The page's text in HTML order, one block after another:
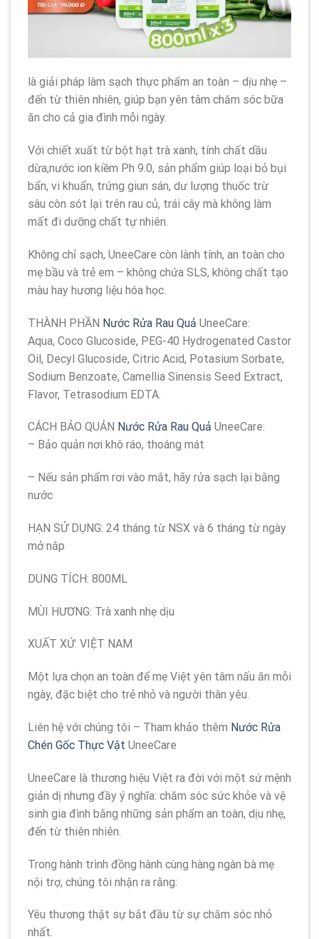
là giải pháp làm sạch thực phẩm an toàn – dịu nhẹ –
đến từ thiên nhiên, giúp bạn yên tâm chăm sóc bữa
ăn cho cả gia đình mỗi ngày.
Với chiết xuất từ bột hạt trà xanh, tính chất dầu
dừa,nước ion kiềm Ph 9.0, sản phẩm giúp loại bỏ bụi
bẩn, vi khuẩn, trứng giun sán, dư lượng thuốc trừ
sâu còn sót lại trên rau củ, trái cây mà không làm
mất đi dưỡng chất tự nhiên.
Không chỉ sạch, UneeCare còn lành tính, an toàn cho
mẹ bầu và trẻ em – không chứa SLS, không chất tạo
màu hay hương liệu hóa học.
THÀNH PHẦN Nước Rửa Rau Quả UneeCare:
Aqua, Coco Glucoside, PEG-40 Hydrogenated Castor
Oil, Decyl Glucoside, Citric Acid, Potasium Sorbate,
Sodium Benzoate, Camellia Sinensis Seed Extract,
Flavor, Tetrasodium EDTA.
CÁCH BẢO QUẢN Nước Rửa Rau Quả UneeCare:
– Bảo quản nơi khô ráo, thoáng mát
– Nếu sản phẩm rơi vào mắt, hãy rửa sạch lại bằng
nước
HẠN SỬ DỤNG: 24 tháng từ NSX và 6 tháng từ ngày
mở nắp
DUNG TÍCH: 800ML
MÙI HƯƠNG: Trà xanh nhẹ dịu
XUẤT XỨ: VIỆT NAM
Một lựa chọn an toàn để mẹ Việt yên tâm nấu ăn mỗi
ngày, đặc biệt cho trẻ nhỏ và người thân yêu.
Liên hệ với chúng tôi – Tham khảo thêm Nước Rửa
Chén Gốc Thực Vật UneeCare
UneeCare là thương hiệu Việt ra đời với một sứ mệnh
giản dị nhưng đầy ý nghĩa: chăm sóc sức khỏe và vệ
sinh gia đình bằng những sản phẩm an toàn, dịu nhẹ,
đến từ thiên nhiên.
Trong hành trình đồng hành cùng hàng ngàn bà mẹ
nội trợ, chúng tôi nhận ra rằng:
Yêu thương thật sự bắt đầu từ sự chăm sóc nhỏ
nhất.